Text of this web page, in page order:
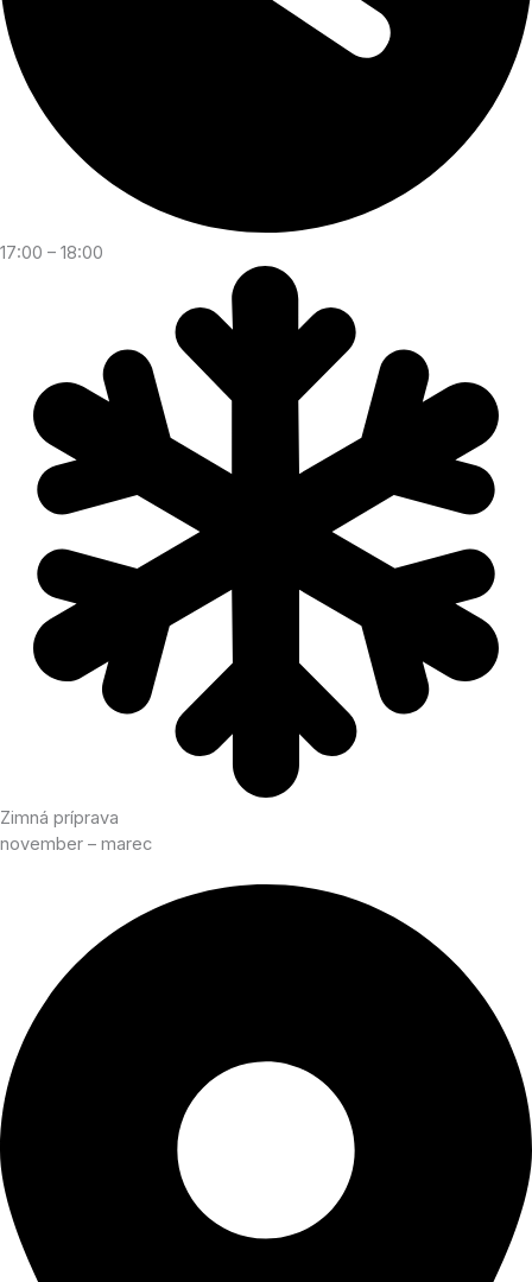
17:00 – 18:00
Zimná príprava
november – marec